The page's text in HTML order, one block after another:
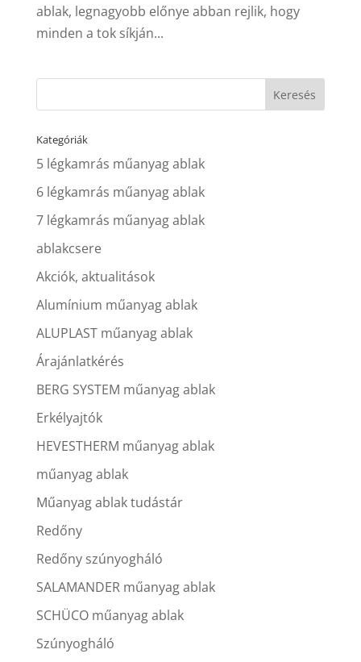
ablak, legnagyobb előnye abban rejlik, hogy
minden a tok síkján...
Kategóriák
5 légkamrás műanyag ablak
6 légkamrás műanyag ablak
7 légkamrás műanyag ablak
ablakcsere
Akciók, aktualitások
Alumínium műanyag ablak
ALUPLAST műanyag ablak
Árajánlatkérés
BERG SYSTEM műanyag ablak
Erkélyajtók
HEVESTHERM műanyag ablak
műanyag ablak
Műanyag ablak tudástár
Redőny
Redőny szúnyogháló
SALAMANDER műanyag ablak
SCHÜCO műanyag ablak
Szúnyogháló